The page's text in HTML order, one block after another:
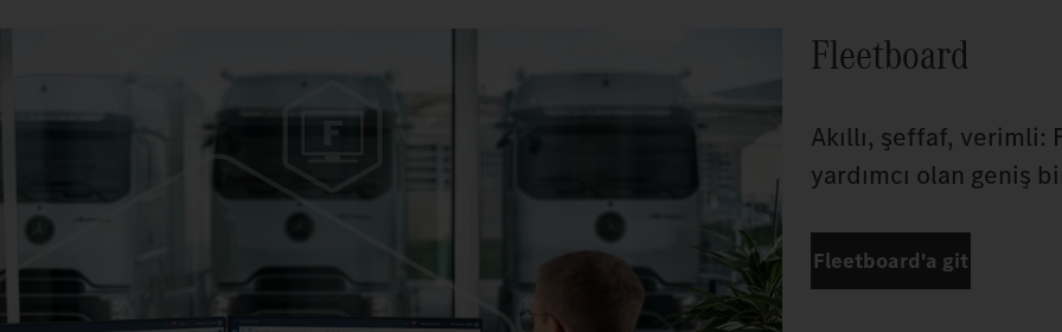
Fleetboard
Akıllı, şeffaf,
yardımcı olan geniş
Fleetboard'a git